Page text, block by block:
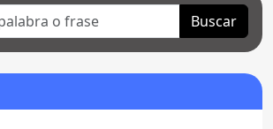
Buscar